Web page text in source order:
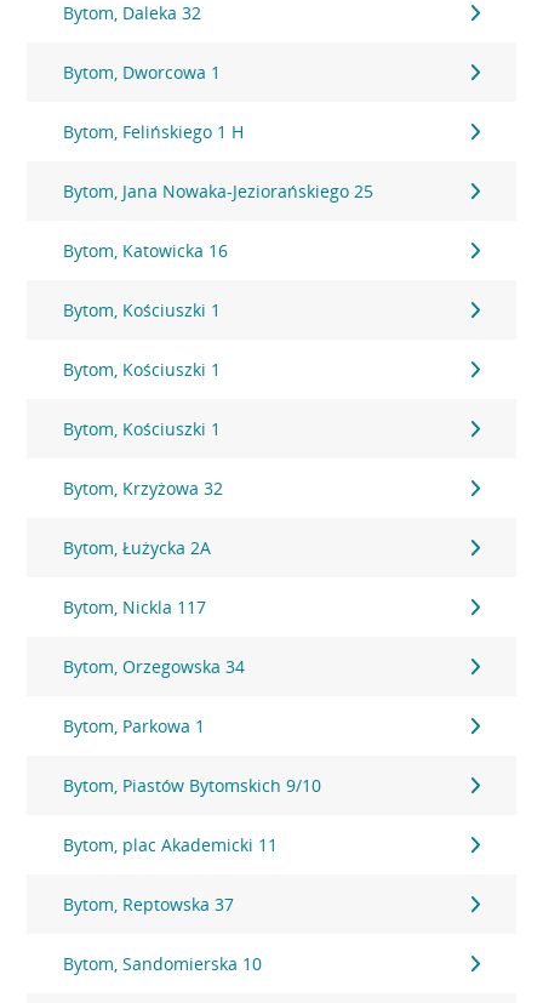
Bytom, Daleka 32
Bytom, Dworcowa 1
Bytom, Felińskiego 1 H
Bytom, Jana Nowaka-Jeziorańskiego 25
Bytom, Katowicka 16
Bytom, Kościuszki 1
Bytom, Kościuszki 1
Bytom, Kościuszki 1
Bytom, Krzyżowa 32
Bytom, Łużycka 2A
Bytom, Nickla 117
Bytom, Orzegowska 34
Bytom, Parkowa 1
Bytom, Piastów Bytomskich 9/10
Bytom, plac Akademicki 11
Bytom, Reptowska 37
Bytom, Sandomierska 10